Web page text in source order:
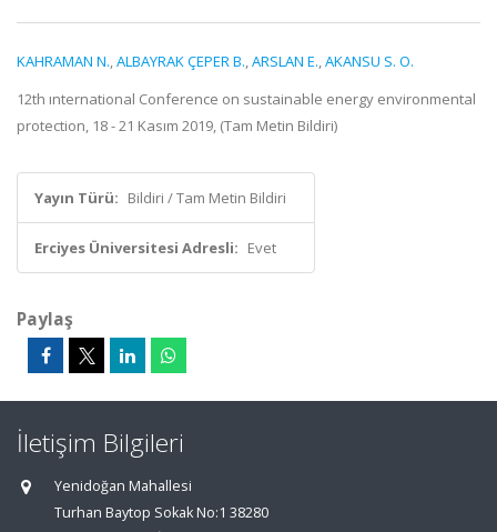
KAHRAMAN N.,ALBAYRAK ÇEPER B.,ARSLAN E.,AKANSU S. O.
12th ınternational Conference on sustainable energy environmental
protection, 18 - 21 Kasım 2019, (Tam Metin Bildiri)
Yayın Türü: Bildiri / Tam Metin Bildiri
Erciyes Üniversitesi Adresli: Evet
Paylaş
İletişim Bilgileri
Yenidoğan Mahallesi
Turhan Baytop Sokak No:1 38280